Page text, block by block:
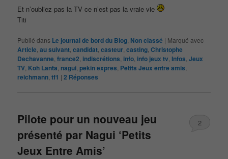
Et n’oubliez pas la TV ce n’est pas la vraie vie
Titi
Publié dans Le journal de bord du Blog Non classé | Marqué avec
Article ,au suivant ,candidat ,casteur ,casting ,Christophe
Dechavanne ,france2 indiscrétions info info jeux tv Infos ,Jeux
TV Koh Lanta nagui ,pekin expres Petits Jeux entre amis
reichmann ,tf1 |2 Réponses
Pilote pour un nouveau jeu
présenté par Nagui ‘Petits
Jeux Entre Amis’
2